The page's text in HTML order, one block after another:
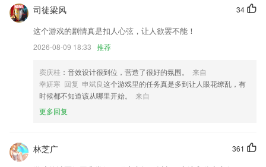
3.了解最优质的家校教育服务手机软件，在这里可以更好的知晓不同的家
校带来的快捷
4.老师通过录屏软件、手写板等辅助工具在线创建、编辑课程内容
6.随手查看学生的考勤情况，一旦发现异常即可及时联系学生家长
开云下载app更新了什么?
优化公里数计算方式
福利再加码，快来积分商城兑换吧~
34
司徒梁风
这个游戏的剧情真是扣人心弦，让人欲罢不能！
2026-08-09 18:33 推荐
窦庆桂 ：音效设计很到位，营造了很好的氛围。
来自
幸妍寒 回复 申斌良这个游戏里的任务真是多到让人眼花缭乱，有
时候都不知道该从哪里开始。
来自
更多回复
361
林芝广